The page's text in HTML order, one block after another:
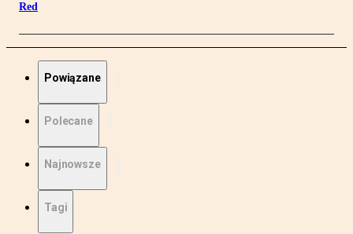
Red
Powiązane
Polecane
Najnowsze
Tagi